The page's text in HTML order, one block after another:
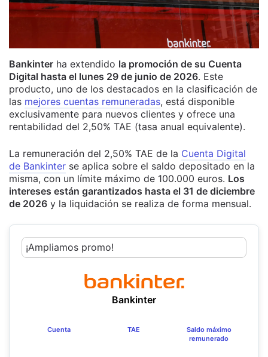
Bankinter ha extendido la promoción de su Cuenta
Digital hasta el lunes 29 de junio de 2026. Este
producto, uno de los destacados en la clasificación de
las mejores cuentas remuneradas, está disponible
exclusivamente para nuevos clientes y ofrece una
rentabilidad del 2,50% TAE (tasa anual equivalente).
La remuneración del 2,50% TAE de la Cuenta Digital
de Bankinter se aplica sobre el saldo depositado en la
misma, con un límite máximo de 100.000 euros. Los
intereses están garantizados hasta el 31 de diciembre
de 2026 y la liquidación se realiza de forma mensual.
¡Ampliamos promo!
Bankinter
Cuenta TAE
Saldo máximo
remunerado